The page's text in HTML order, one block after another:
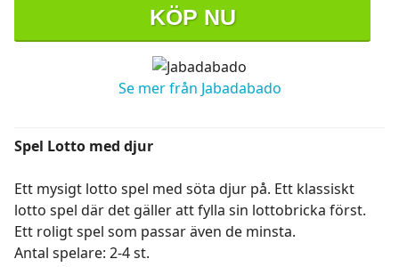
KÖP NU
Se mer från Jabadabado
Spel Lotto med djur
Ett mysigt lotto spel med söta djur på. Ett klassiskt
lotto spel där det gäller att fylla sin lottobricka först.
Ett roligt spel som passar även de minsta.
Antal spelare: 2-4 st.